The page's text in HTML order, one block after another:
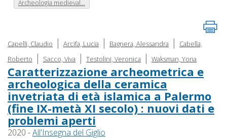
Archeologia medieval...
Capelli, Claudio | Arcifa, Lucia | Bagnera, Alessandra |
Cabella,
Roberto
| Sacco, Viva | Testolini, Veronica | Waksman, Yona
Caratterizzazione archeometrica e
archeologica della ceramica
invetriata di età islamica a Palermo
(fine IX-metà XI secolo) : nuovi dati e
problemi aperti
2020 -All'Insegna del Giglio